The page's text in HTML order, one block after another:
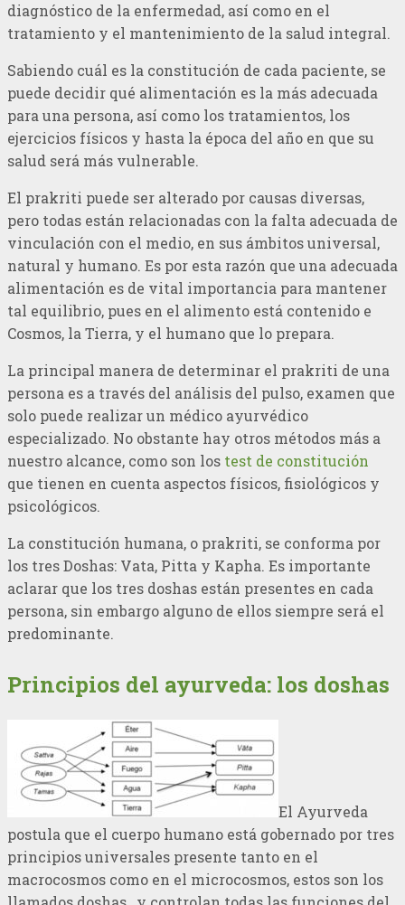
diagnóstico de la enfermedad, así como en el
tratamiento y el mantenimiento de la salud integral.
Sabiendo cuál es la constitución de cada paciente, se
puede decidir qué alimentación es la más adecuada
para una persona, así como los tratamientos, los
ejercicios físicos y hasta la época del año en que su
salud será más vulnerable.
El prakriti puede ser alterado por causas diversas,
pero todas están relacionadas con la falta adecuada de
vinculación con el medio, en sus ámbitos universal,
natural y humano. Es por esta razón que una adecuada
alimentación es de vital importancia para mantener
tal equilibrio, pues en el alimento está contenido e
Cosmos, la Tierra, y el humano que lo prepara.
La principal manera de determinar el prakriti de una
persona es a través del análisis del pulso, examen que
solo puede realizar un médico ayurvédico
especializado. No obstante hay otros métodos más a
nuestro alcance, como son los test de constitución
que tienen en cuenta aspectos físicos, fisiológicos y
psicológicos.
La constitución humana, o prakriti, se conforma por
los tres Doshas: Vata, Pitta y Kapha. Es importante
aclarar que los tres doshas están presentes en cada
persona, sin embargo alguno de ellos siempre será el
predominante.
Principios del ayurveda: los doshas
El Ayurveda
postula que el cuerpo humano está gobernado por tres
principios universales presente tanto en el
macrocosmos como en el microcosmos, estos son los